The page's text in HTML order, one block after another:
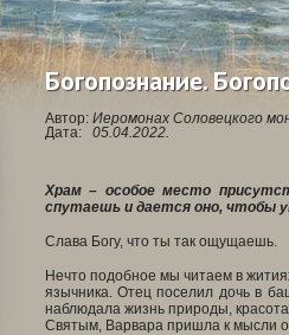
Богопознание.
Автор: Иеромонах Соловецкого
Дата:
05.04.2022.
Храм – особое место
спутаешь и дается оно, чтобы
Слава Богу, что ты так ощущаешь.
Нечто подобное мы читаем в
язычника. Отец поселил дочь в
наблюдала жизнь природы,
Святым, Варвара пришла к мысли